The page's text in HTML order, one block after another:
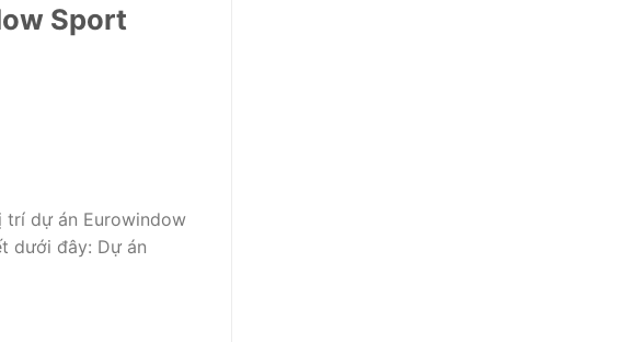
Sport
trí dự án Eurowindow
dưới đây: Dự án